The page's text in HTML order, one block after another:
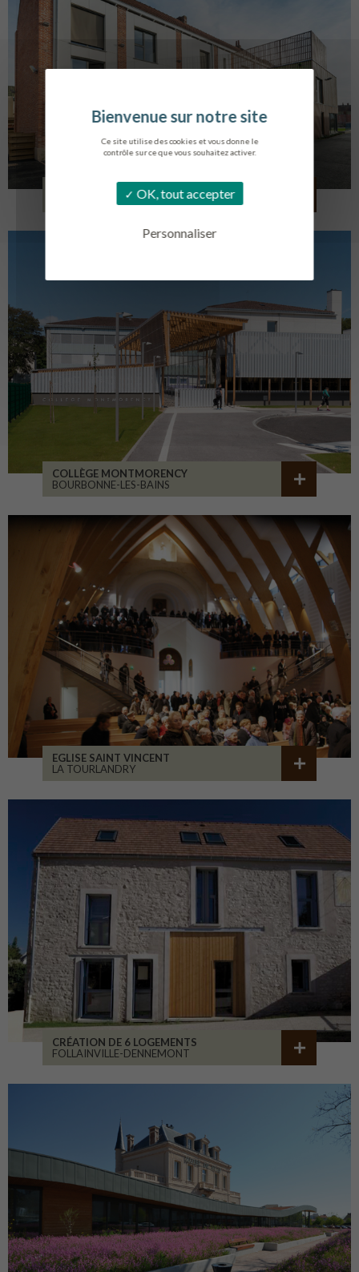
Ce site utilise des cookies et vous donne le
contrôle sur ce que vous souhaitez activer.
OK, tout accepter
Personnaliser
LOG. JEUNES TRAVAILLEURS
COLLÈGE MONTMORENCY
BOURBONNE-LES-BAINS
EGLISE SAINT VINCENT
LA TOURLANDRY
CRÉATION DE 6 LOGEMENTS
FOLLAINVILLE-DENNEMONT